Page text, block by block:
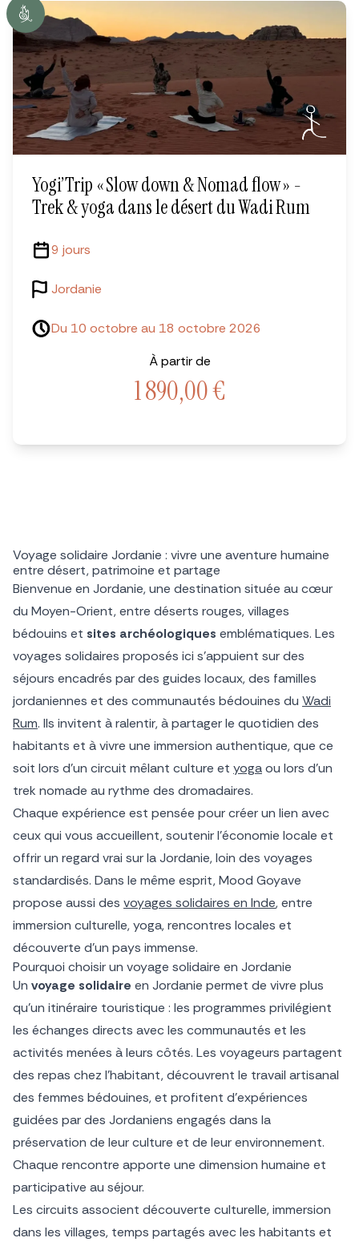
Yogi’Trip « Slow down & Nomad flow » -
Trek & yoga dans le désert du Wadi Rum
9 jours
Jordanie
Du 10 octobre au 18 octobre 2026
À partir de
1 890,00€
Voyage solidaire Jordanie : vivre une aventure humaine
entre désert, patrimoine et partage
Bienvenue en Jordanie, une destination située au cœur
du Moyen-Orient, entre déserts rouges, villages
bédouins et sites archéologiques emblématiques. Les
voyages solidaires proposés ici s’appuient sur des
séjours encadrés par des guides locaux, des familles
jordaniennes et des communautés bédouines du Wadi
Rum. Ils invitent à ralentir, à partager le quotidien des
habitants et à vivre une immersion authentique, que ce
soit lors d’un circuit mêlant culture et yogaou lors d’un
trek nomade au rythme des dromadaires.
Chaque expérience est pensée pour créer un lien avec
ceux qui vous accueillent, soutenir l’économie locale et
offrir un regard vrai sur la Jordanie, loin des voyages
standardisés. Dans le même esprit, Mood Goyave
propose aussi des voyages solidaires en Inde, entre
immersion culturelle, yoga, rencontres locales et
découverte d’un pays immense.
Pourquoi choisir un voyage solidaire en Jordanie
Un voyage solidaire en Jordanie permet de vivre plus
qu’un itinéraire touristique : les programmes privilégient
les échanges directs avec les communautés et les
activités menées à leurs côtés. Les voyageurs partagent
des repas chez l’habitant, découvrent le travail artisanal
des femmes bédouines, et profitent d’expériences
guidées par des Jordaniens engagés dans la
préservation de leur culture et de leur environnement.
Chaque rencontre apporte une dimension humaine et
participative au séjour.
Les circuits associent découverte culturelle, immersion
dans les villages, temps partagés avec les habitants et